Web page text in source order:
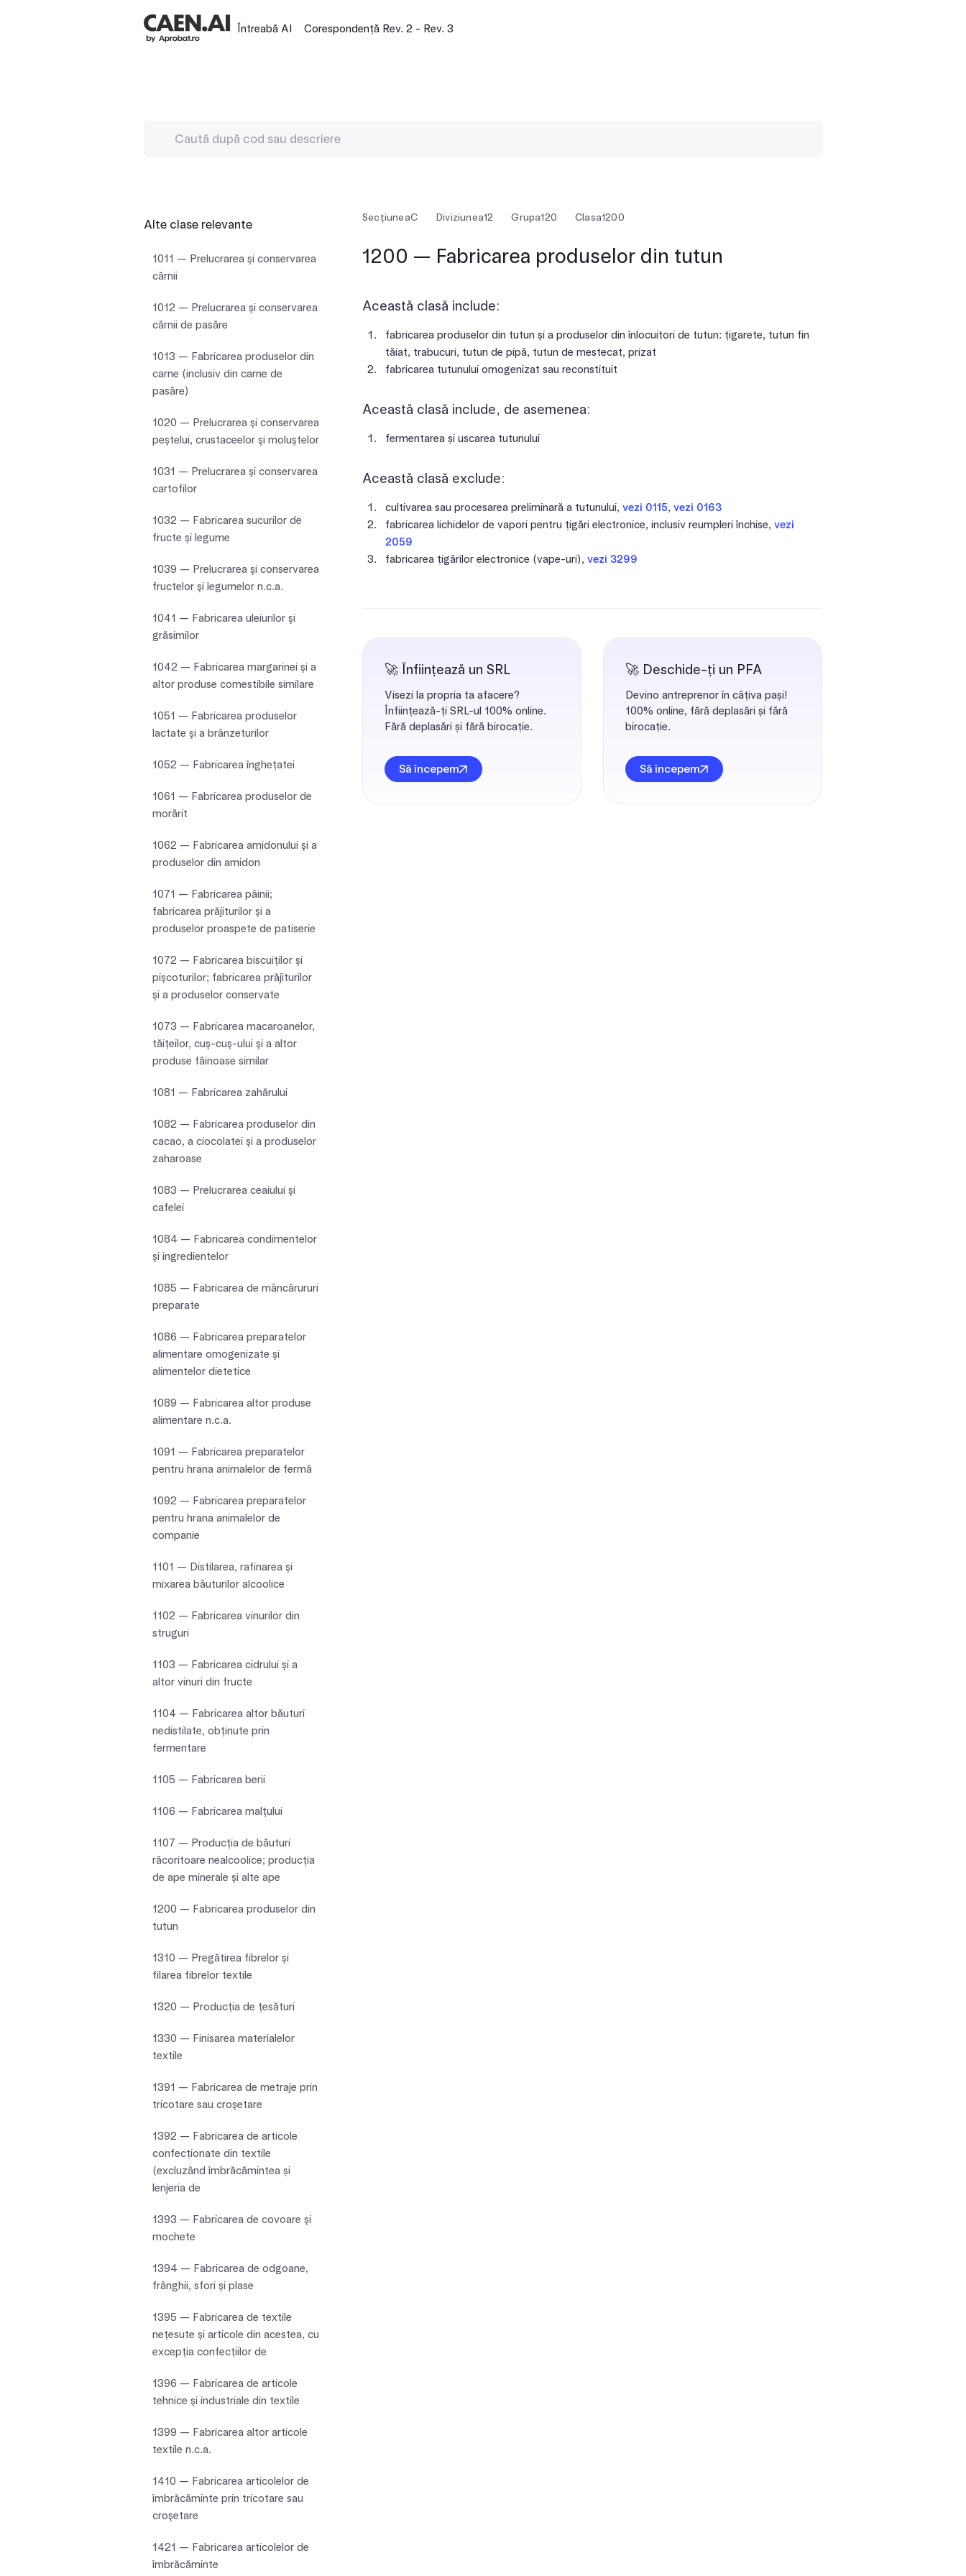
Întreabă AI Corespondență Rev. 2 - Rev. 3
Alte clase relevante
1011 — Prelucrarea şi conservarea
cărnii
1012 — Prelucrarea şi conservarea
cărnii de pasăre
1013 — Fabricarea produselor din
carne (inclusiv din carne de
pasăre)
1020 — Prelucrarea şi conservarea
peştelui, crustaceelor şi moluştelor
1031 — Prelucrarea şi conservarea
cartofilor
1032 — Fabricarea sucurilor de
fructe şi legume
1039 — Prelucrarea şi conservarea
fructelor şi legumelor n.c.a.
1041 — Fabricarea uleiurilor şi
grăsimilor
1042 — Fabricarea margarinei şi a
altor produse comestibile similare
1051 — Fabricarea produselor
lactate şi a brânzeturilor
1052 — Fabricarea îngheţatei
1061 — Fabricarea produselor de
morărit
1062 — Fabricarea amidonului şi a
produselor din amidon
1071 — Fabricarea pâinii;
fabricarea prăjiturilor şi a
produselor proaspete de patiserie
1072 — Fabricarea biscuiţilor şi
pişcoturilor; fabricarea prăjiturilor
şi a produselor conservate
1073 — Fabricarea macaroanelor,
tăiţeilor, cuş-cuş-ului şi a altor
produse făinoase similar
1081 — Fabricarea zahărului
1082 — Fabricarea produselor din
cacao, a ciocolatei şi a produselor
zaharoase
1083 — Prelucrarea ceaiului şi
cafelei
1084 — Fabricarea condimentelor
şi ingredientelor
1085 — Fabricarea de mâncărururi
preparate
1086 — Fabricarea preparatelor
alimentare omogenizate şi
alimentelor dietetice
1089 — Fabricarea altor produse
alimentare n.c.a.
1091 — Fabricarea preparatelor
pentru hrana animalelor de fermă
1092 — Fabricarea preparatelor
pentru hrana animalelor de
companie
1101 — Distilarea, rafinarea şi
mixarea băuturilor alcoolice
1102 — Fabricarea vinurilor din
struguri
1103 — Fabricarea cidrului şi a
altor vinuri din fructe
1104 — Fabricarea altor băuturi
nedistilate, obţinute prin
fermentare
1105 — Fabricarea berii
1106 — Fabricarea malţului
1107 — Producţia de băuturi
răcoritoare nealcoolice; producţia
de ape minerale şi alte ape
1200 — Fabricarea produselor din
tutun
1310 — Pregătirea fibrelor şi
filarea fibrelor textile
1320 — Producţia de ţesături
1330 — Finisarea materialelor
textile
1391 — Fabricarea de metraje prin
tricotare sau croşetare
1392 — Fabricarea de articole
confecționate din textile
(excluzând îmbrăcămintea și
lenjeria de
1393 — Fabricarea de covoare şi
mochete
1394 — Fabricarea de odgoane,
frânghii, sfori şi plase
1395 — Fabricarea de textile
neţesute şi articole din acestea, cu
excepţia confecţiilor de
1396 — Fabricarea de articole
tehnice şi industriale din textile
1399 — Fabricarea altor articole
textile n.c.a.
1410 — Fabricarea articolelor de
îmbrăcăminte prin tricotare sau
croşetare
1421 — Fabricarea articolelor de
îmbrăcăminte
SecțiuneaC Diviziunea12 Grupa120 Clasa1200
1200 — Fabricarea produselor din tutun
Această clasă include:
fabricarea produselor din tutun și a produselor din înlocuitori de tutun: țigarete, tutun fin
tăiat, trabucuri, tutun de pipă, tutun de mestecat, prizat
fabricarea tutunului omogenizat sau reconstituit
Această clasă include, de asemenea:
fermentarea și uscarea tutunului
Această clasă exclude:
cultivarea sau procesarea preliminară a tutunului, vezi 0115, vezi 0163
fabricarea lichidelor de vapori pentru țigări electronice, inclusiv reumpleri închise, vezi
2059
fabricarea țigărilor electronice (vape-uri), vezi 3299
🚀 Înființează un SRL
Visezi la propria ta afacere?
Înființează-ți SRL-ul 100% online.
Fără deplasări și fără birocație.
Să începem
🚀 Deschide-ți un PFA
Devino antreprenor în câțiva pași!
100% online, fără deplasări și fără
birocație.
Să începem